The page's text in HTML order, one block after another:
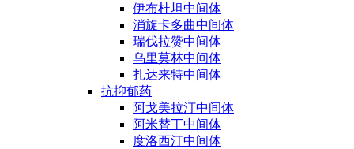
伊布杜坦中间体
消旋卡多曲中间体
瑞伐拉赞中间体
乌里莫林中间体
扎达来特中间体
抗抑郁药
阿戈美拉汀中间体
阿米替丁中间体
度洛西汀中间体